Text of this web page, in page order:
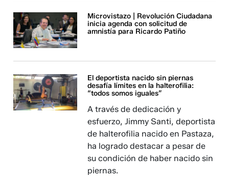
Microvistazo | Revolución Ciudadana
inicia agenda con solicitud de
amnistía para Ricardo Patiño
El deportista nacido sin piernas
desafía límites en la halterofilia:
“todos somos iguales”
A través de dedicación y
esfuerzo, Jimmy Santi, deportista
de halterofilia nacido en Pastaza,
ha logrado destacar a pesar de
su condición de haber nacido sin
piernas.